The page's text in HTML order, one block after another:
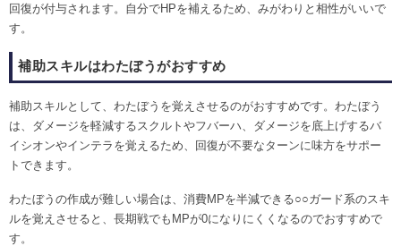
回復が付与されます。自分でHPを補えるため、みがわりと相性がいいで
す。
補助スキルはわたぼうがおすすめ
補助スキルとして、わたぼうを覚えさせるのがおすすめです。わたぼう
は、ダメージを軽減するスクルトやフバーハ、ダメージを底上げするバ
イシオンやインテラを覚えるため、回復が不要なターンに味方をサポー
トできます。
わたぼうの作成が難しい場合は、消費MPを半減できる○○ガード系のスキ
ルを覚えさせると、長期戦でもMPが0になりにくくなるのでおすすめで
す。